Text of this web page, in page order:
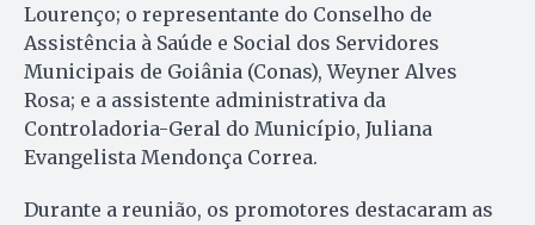
Lourenço; o representante do Conselho de
Assistência à Saúde e Social dos Servidores
Municipais de Goiânia (Conas), Weyner Alves
Rosa; e a assistente administrativa da
Controladoria-Geral do Município, Juliana
Evangelista Mendonça Correa.
Durante a reunião, os promotores destacaram as